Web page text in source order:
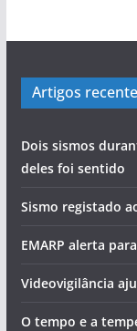
Artigos
Dois sismos
deles foi sentido
Sismo registado
EMARP alerta
Videovigilância
O tempo e a